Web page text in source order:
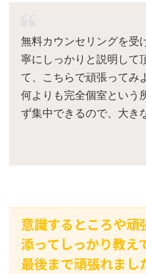
無料カウンセリングを受
寧にしっかりと説明して
て、こちらで頑張ってみ
何よりも完全個室という
ず集中できるので、大き
意識するところや頑
添ってしっかり教え
最後まで頑張れまし